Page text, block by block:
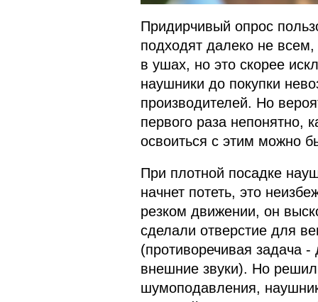
Придирчивый опрос
подходят далеко не
в ушах, но это скорее
наушники до покупки
производителей. Но
первого раза непонятно,
освоиться с этим можно
При плотной посадке
начнет потеть, это
резком движении, он
сделали отверстие для
(противоречивая задача -
внешние звуки). Но
шумоподавления,